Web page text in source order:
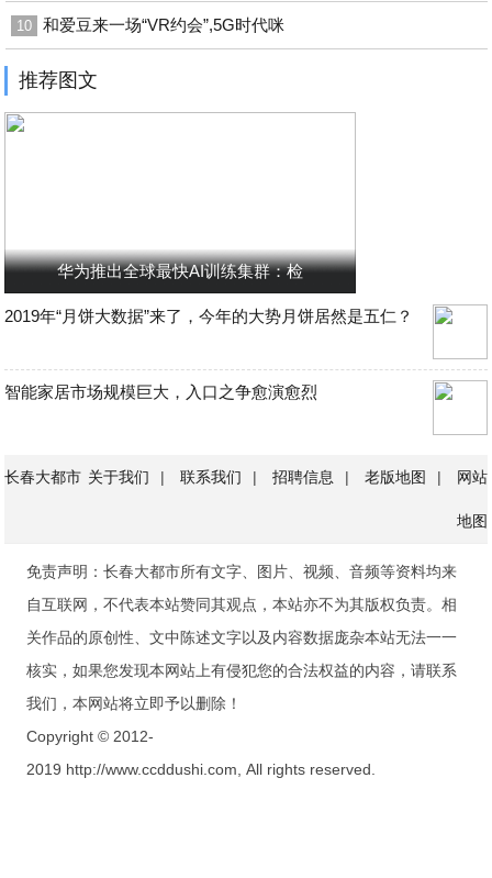
10 和爱豆来一场“VR约会”,5G时代咪
推荐图文
华为推出全球最快AI训练集群：检
2019年“月饼大数据”来了，今年的大势月饼居然是五仁？
智能家居市场规模巨大，入口之争愈演愈烈
长春大都市 关于我们 | 联系我们 | 招聘信息 | 老版地图 | 网站
地图
免责声明：长春大都市所有文字、图片、视频、音频等资料均来
自互联网，不代表本站赞同其观点，本站亦不为其版权负责。相
关作品的原创性、文中陈述文字以及内容数据庞杂本站无法一一
核实，如果您发现本网站上有侵犯您的合法权益的内容，请联系
我们，本网站将立即予以删除！
Copyright © 2012-
2019 http://www.ccddushi.com, All rights reserved.